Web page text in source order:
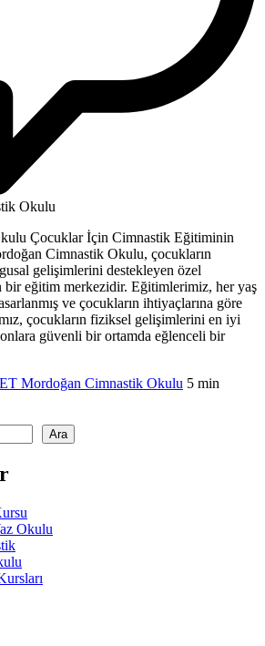
Okulu
Çocuklar İçin Cimnastik Eğitiminin
Cimnastik Okulu, çocukların
gelişimlerini destekleyen özel
bir eğitim merkezidir. Eğitimlerimiz, her yaş
ve çocukların ihtiyaçlarına göre
çocukların fiziksel gelişimlerini en iyi
güvenli bir ortamda eğlenceli bir
Mordoğan Cimnastik Okulu 5 min
Ara
Okulu